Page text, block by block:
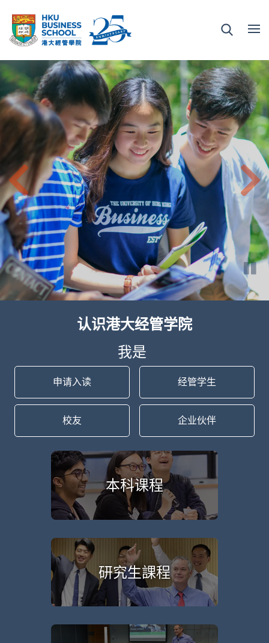
认识港大经管学院
我是
申请入读 经管学生
校友 企业伙伴
本科课程
课程
收生
奖学金
研究生課程